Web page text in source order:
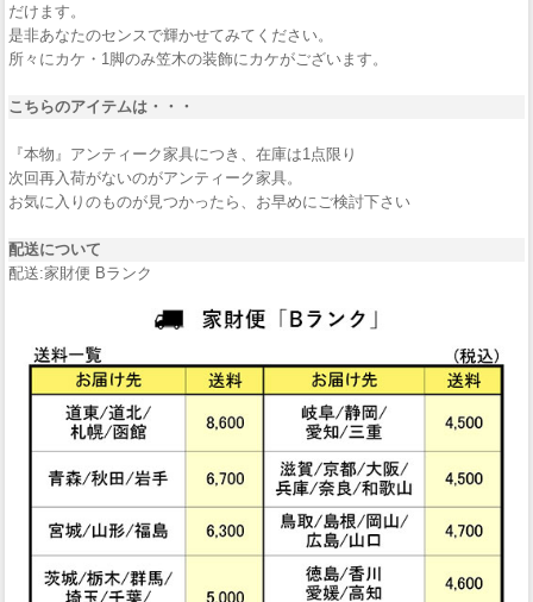
だけます。
是非あなたのセンスで輝かせてみてください。
所々にカケ・1脚のみ笠木の装飾にカケがございます。
こちらのアイテムは・・・
『本物』アンティーク家具につき、在庫は1点限り
次回再入荷がないのがアンティーク家具。
お気に入りのものが見つかったら、お早めにご検討下さい
配送について
配送:家財便 Bランク